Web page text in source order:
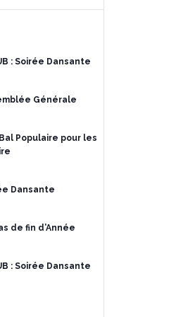
: Soirée Dansante
Générale
Bal Populaire pour les
Dansante
de fin d’Année
: Soirée Dansante